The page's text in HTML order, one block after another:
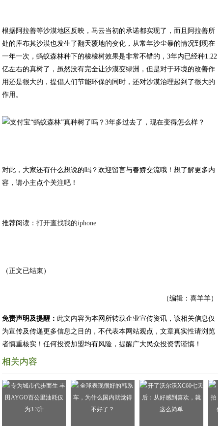
根据阿拉善等沙漠地区反映，马云当初的承诺都实现了，而且阿拉善所
处的库布其沙漠也发生了翻天覆地的变化，从常年沙尘暴的情况到现在
一年一次，蚂蚁森林种下的梭梭树效果是非常不错的，3年内已经种1.22
亿左右的真树了，虽然没有完全让沙漠变绿洲，但是对于环境的改善作
用还是很大的，提倡人们节能环保的同时，还对沙漠治理起到了很大的
作用。
对此，大家还有什么想说的吗？欢迎留言与春娇交流哦！想了解更多内
容，请小主点个关注吧！
推荐阅读：打开查找我的iphone
（正文已结束）
（编辑：喜羊羊）
免责声明及提醒： 此文内容为本网所转载企业宣传资讯，该相关信息仅
为宣传及传递更多信息之目的，不代表本网站观点，文章真实性请浏览
者慎重核实！任何投资加盟均有风险，提醒广大民众投资需谨慎！
相关内容